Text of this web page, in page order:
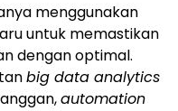
menggunakan
untuk memastikan
dengan optimal.
big data analytics
automation